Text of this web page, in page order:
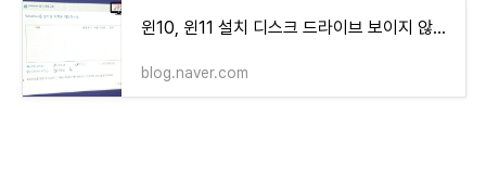
윈10, 윈11 설치 디스크 드라이브 보이지 않을 때 IRST 드라이버 다운로드 및 수동 설치
blog.naver.com